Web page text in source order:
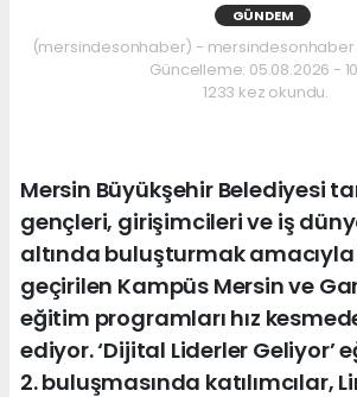
GÜNDEM
(mersindesonhaber) - mersindesonhaber |
Güncelleme: 05.08.2026 -
1233 kez okundu.
Mersin Büyükşehir Belediyesi
gençleri, girişimcileri ve iş
altında buluşturmak
geçirilen Kampüs Mersin ve
eğitim programları hız
ediyor. ‘Dijital Liderler Geliyor’
2. buluşmasında katılımcılar,